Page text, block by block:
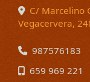
C/ Marcelino
Vegacervera,
987576183
659 969 221